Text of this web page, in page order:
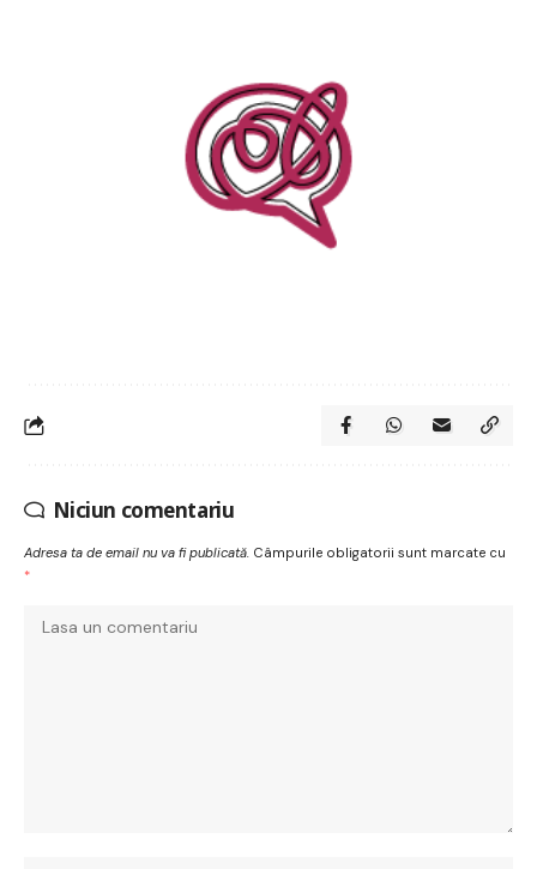
Niciun comentariu
Adresa ta de email nu va fi publicată. Câmpurile obligatorii sunt marcate cu
*